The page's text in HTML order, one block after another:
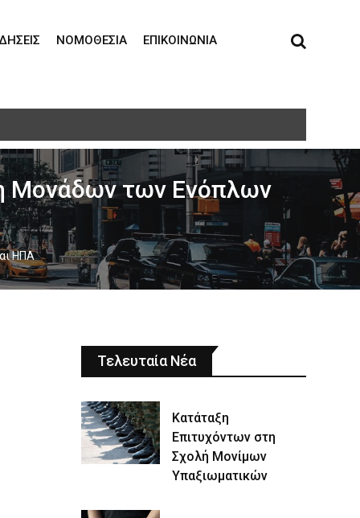
ΝΟΜΟΘΕΣΊΑ ΕΠΙΚΟΙΝΩΝΊΑ
Μονάδων των Ενόπλων
ΗΠΑ
Τελευταία Νέα
Κατάταξη
Επιτυχόντων στη
Σχολή Μονίμων
Υπαξιωματικών